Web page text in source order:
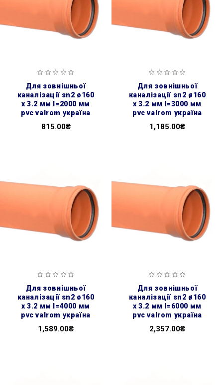
для зовнішньої
каналізації sn2 ø160
x 3.2 мм l=2000 мм
pvc valrom україна
815.00₴
для зовнішньої
каналізації sn2 ø160
x 3.2 мм l=3000 мм
pvc valrom україна
1,185.00₴
для зовнішньої
каналізації sn2 ø160
x 3.2 мм l=4000 мм
pvc valrom україна
1,589.00₴
для зовнішньої
каналізації sn2 ø160
x 3.2 мм l=6000 мм
pvc valrom україна
2,357.00₴